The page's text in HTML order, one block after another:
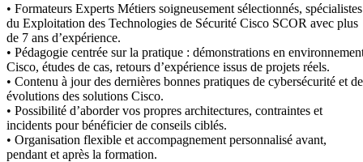
• Formateurs Experts Métiers soigneusement sélectionnés, spécialistes
du Exploitation des Technologies de Sécurité Cisco SCOR avec plus
de 7 ans d’expérience.
• Pédagogie centrée sur la pratique : démonstrations en
Cisco, études de cas, retours d’expérience issus de projets réels.
• Contenu à jour des dernières bonnes pratiques de cybersécurité et
évolutions des solutions Cisco.
• Possibilité d’aborder vos propres architectures, contraintes et
incidents pour bénéficier de conseils ciblés.
• Organisation flexible et accompagnement personnalisé avant,
pendant et après la formation.